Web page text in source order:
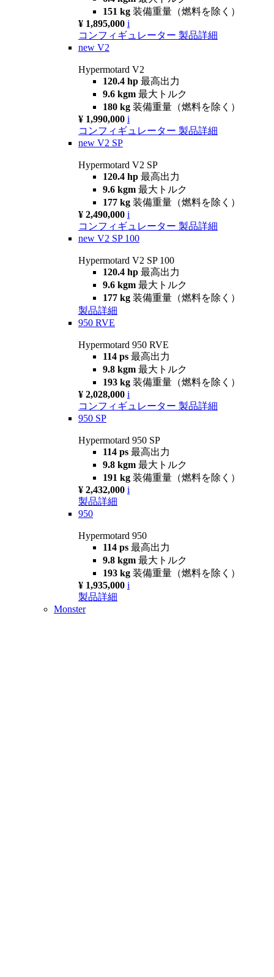
151 kg 装備重量（燃料を除く）
¥ 1,895,000 i
コンフィギュレーター 製品詳細
new V2
Hypermotard V2
120.4 hp 最高出力
9.6 kgm 最大トルク
180 kg 装備重量（燃料を除く）
¥ 1,990,000 i
コンフィギュレーター 製品詳細
new V2 SP
Hypermotard V2 SP
120.4 hp 最高出力
9.6 kgm 最大トルク
177 kg 装備重量（燃料を除く）
¥ 2,490,000 i
コンフィギュレーター 製品詳細
new V2 SP 100
Hypermotard V2 SP 100
120.4 hp 最高出力
9.6 kgm 最大トルク
177 kg 装備重量（燃料を除く）
製品詳細
950 RVE
Hypermotard 950 RVE
114 ps 最高出力
9.8 kgm 最大トルク
193 kg 装備重量（燃料を除く）
¥ 2,028,000 i
コンフィギュレーター 製品詳細
950 SP
Hypermotard 950 SP
114 ps 最高出力
9.8 kgm 最大トルク
191 kg 装備重量（燃料を除く）
¥ 2,432,000 i
製品詳細
950
Hypermotard 950
114 ps 最高出力
9.8 kgm 最大トルク
193 kg 装備重量（燃料を除く）
¥ 1,935,000 i
製品詳細
Monster